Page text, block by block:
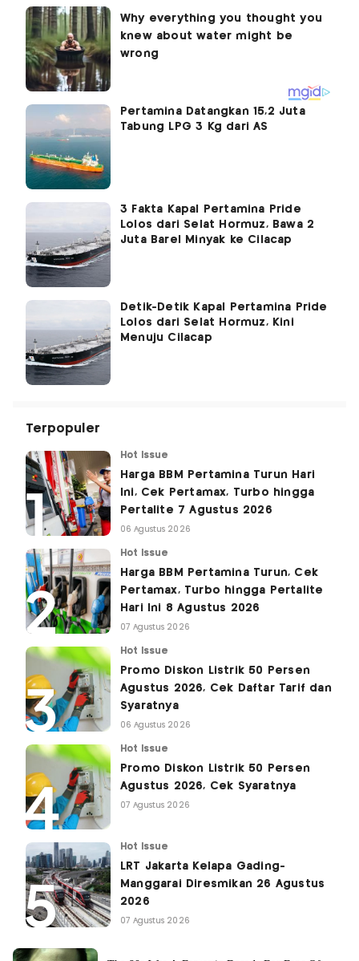
Pertamina Datangkan 15,2 Juta
Tabung LPG 3 Kg dari AS
3 Fakta Kapal Pertamina Pride
Lolos dari Selat Hormuz, Bawa 2
Juta Barel Minyak ke Cilacap
Detik-Detik Kapal Pertamina Pride
Lolos dari Selat Hormuz, Kini
Menuju Cilacap
Terpopuler
Hot Issue
Harga BBM Pertamina Turun Hari
Ini, Cek Pertamax, Turbo hingga
Pertalite 7 Agustus 2026
06 Agustus 2026
Hot Issue
Harga BBM Pertamina Turun, Cek
Pertamax, Turbo hingga Pertalite
Hari Ini 8 Agustus 2026
07 Agustus 2026
Hot Issue
Promo Diskon Listrik 50 Persen
Agustus 2026, Cek Daftar Tarif dan
Syaratnya
06 Agustus 2026
Hot Issue
Promo Diskon Listrik 50 Persen
Agustus 2026, Cek Syaratnya
07 Agustus 2026
Hot Issue
LRT Jakarta Kelapa Gading-
Manggarai Diresmikan 26 Agustus
2026
07 Agustus 2026